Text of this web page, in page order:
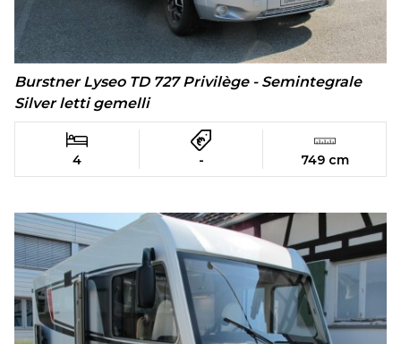
Burstner Lyseo TD 727 Privilège - Semintegrale
Silver letti gemelli
4 - 749 cm